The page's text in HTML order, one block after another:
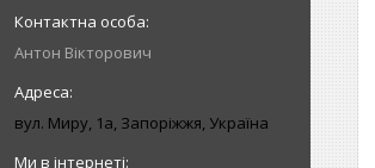
Антон Вікторович
вул. Миру, 1а, Запоріжжя, Україна